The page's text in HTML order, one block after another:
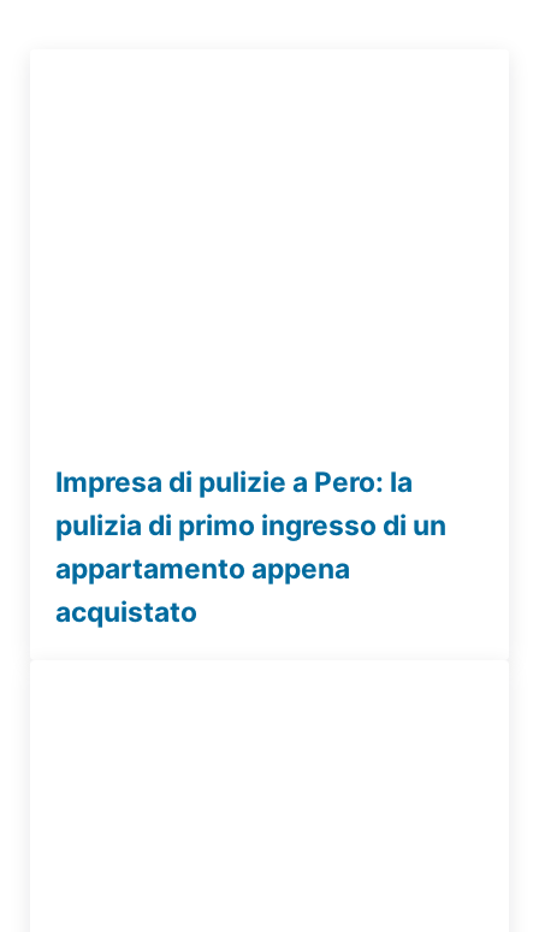
Impresa di pulizie a Pero: la
pulizia di primo ingresso di un
appartamento appena
acquistato